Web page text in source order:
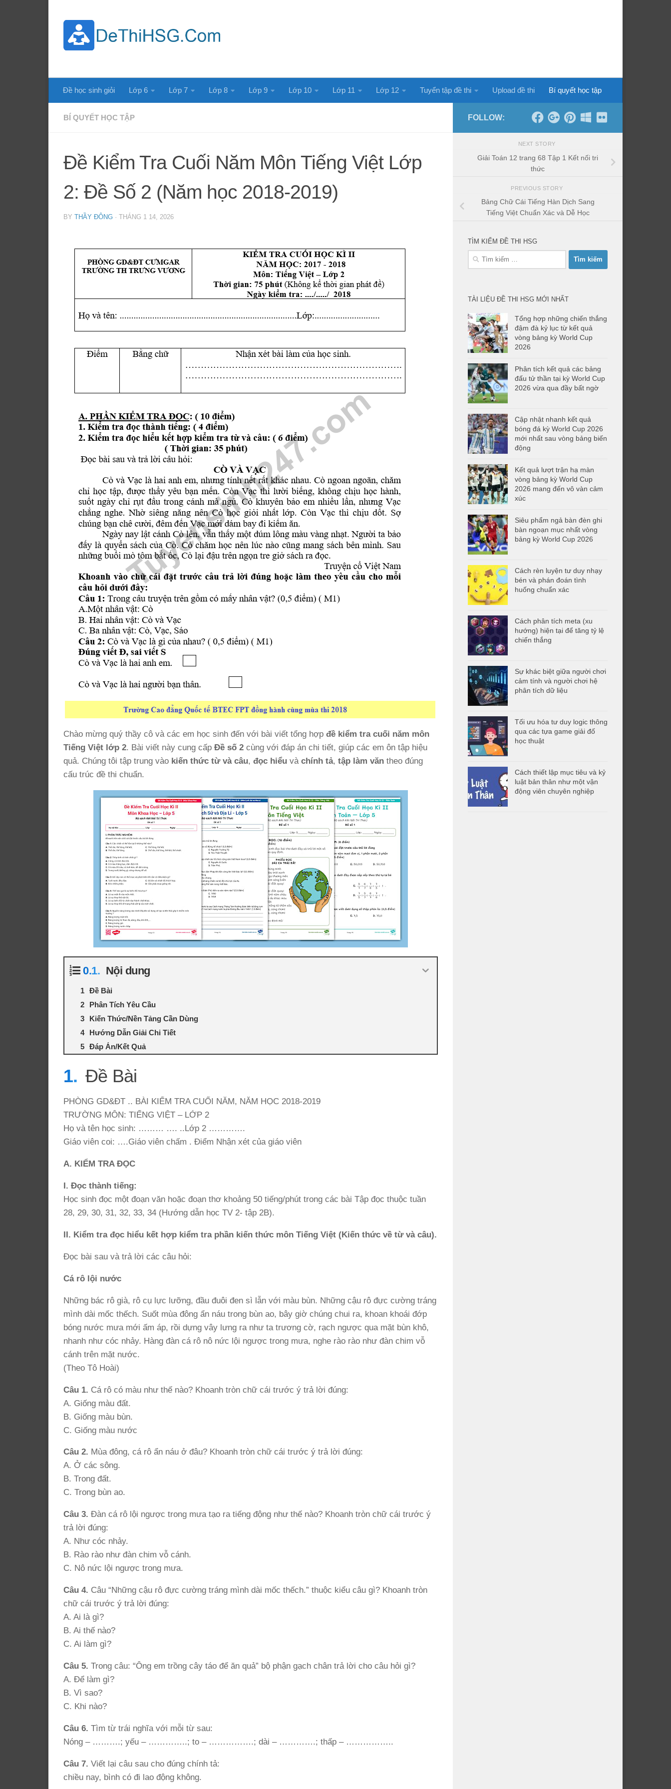
Đề học sinh giỏi Lớp 6 Lớp 7 Lớp 8 Lớp 9 Lớp 10 Lớp 11 Lớp 12 Tuyển tập đề thi Upload đề thi Bí quyết học tập
BÍ QUYẾT HỌC TẬP
Đề Kiểm Tra Cuối Năm Môn Tiếng Việt Lớp
2: Đề Số 2 (Năm học 2018-2019)
BY THẦY ĐÔNG · THÁNG 1 14, 2026
Chào mừng quý thầy cô và các em học sinh đến với bài viết tổng hợp đề kiểm tra cuối năm môn
Tiếng Việt lớp 2. Bài viết này cung cấp Đề số 2 cùng với đáp án chi tiết, giúp các em ôn tập hiệu
quả. Chúng tôi tập trung vào kiến thức từ và câu, đọc hiểu và chính tả, tập làm văn theo đúng
cấu trúc đề thi chuẩn.
Nội dung
Đề Bài
Phân Tích Yêu Cầu
Kiến Thức/Nền Tảng Cần Dùng
Hướng Dẫn Giải Chi Tiết
Đáp Án/Kết Quả
Đề Bài
PHÒNG GD&ĐT .. BÀI KIỂM TRA CUỐI NĂM, NĂM HỌC 2018-2019
TRƯỜNG MÔN: TIẾNG VIỆT – LỚP 2
Họ và tên học sinh: ……… …. ..Lớp 2 ………….
Giáo viên coi: ….Giáo viên chấm . Điểm Nhận xét của giáo viên
A. KIỂM TRA ĐỌC
I. Đọc thành tiếng:
Học sinh đọc một đoạn văn hoặc đoạn thơ khoảng 50 tiếng/phút trong các bài Tập đọc thuộc tuần
28, 29, 30, 31, 32, 33, 34 (Hướng dẫn học TV 2- tập 2B).
II. Kiểm tra đọc hiểu kết hợp kiểm tra phần kiến thức môn Tiếng Việt (Kiến thức về từ và câu).
Đọc bài sau và trả lời các câu hỏi:
Cá rô lội nước
Những bác rô già, rô cụ lực lưỡng, đầu đuôi đen sì lẫn với màu bùn. Những cậu rô đực cường tráng
mình dài mốc thếch. Suốt mùa đông ẩn náu trong bùn ao, bây giờ chúng chui ra, khoan khoái đớp
bóng nước mưa mới ấm áp, rồi dựng vây lưng ra như ta trương cờ, rạch ngược qua mặt bùn khô,
nhanh như cóc nhảy. Hàng đàn cá rô nô nức lội ngược trong mưa, nghe rào rào như đàn chim vỗ
cánh trên mặt nước.
(Theo Tô Hoài)
Câu 1. Cá rô có màu như thế nào? Khoanh tròn chữ cái trước ý trả lời đúng:
A. Giống màu đất.
B. Giống màu bùn.
C. Giống màu nước
Câu 2. Mùa đông, cá rô ẩn náu ở đâu? Khoanh tròn chữ cái trước ý trả lời đúng:
A. Ở các sông.
B. Trong đất.
C. Trong bùn ao.
Câu 3. Đàn cá rô lội ngược trong mưa tạo ra tiếng động như thế nào? Khoanh tròn chữ cái trước ý
trả lời đúng:
A. Như cóc nhảy.
B. Rào rào như đàn chim vỗ cánh.
C. Nô nức lội ngược trong mưa.
Câu 4. Câu “Những cậu rô đực cường tráng mình dài mốc thếch.” thuộc kiểu câu gì? Khoanh tròn
chữ cái trước ý trả lời đúng:
A. Ai là gì?
B. Ai thế nào?
C. Ai làm gì?
Câu 5. Trong câu: “Ông em trồng cây táo để ăn quả” bộ phận gạch chân trả lời cho câu hỏi gì?
A. Để làm gì?
B. Vì sao?
C. Khi nào?
Câu 6. Tìm từ trái nghĩa với mỗi từ sau:
Nóng – ……….; yếu – …………..; to – …………….; dài – ………….; thấp – ……………..
Câu 7. Viết lại câu sau cho đúng chính tả:
chiều nay, bình có đi lao động không.
FOLLOW:
NEXT STORY
Giải Toán 12 trang 68 Tập 1 Kết nối tri
thức
PREVIOUS STORY
Bảng Chữ Cái Tiếng Hàn Dịch Sang
Tiếng Việt Chuẩn Xác và Dễ Học
TÌM KIẾM ĐỀ THI HSG
Tìm
TÀI LIỆU ĐỀ THI HSG MỚI NHẤT
Tổng hợp những chiến thắng
đậm đà kỷ lục từ kết quả
vòng bảng kỳ World Cup
2026
Phân tích kết quả các bảng
đấu tử thần tại kỳ World Cup
2026 vừa qua đầy bất ngờ
Cập nhật nhanh kết quả
bóng đá kỳ World Cup 2026
mới nhất sau vòng bảng biến
động
Kết quả lượt trận hạ màn
vòng bảng kỳ World Cup
2026 mang đến vô vàn cảm
xúc
Siêu phẩm ngả bàn đèn ghi
bàn ngoạn mục nhất vòng
bảng kỳ World Cup 2026
Cách rèn luyện tư duy nhạy
bén và phán đoán tình
huống chuẩn xác
Cách phân tích meta (xu
hướng) hiện tại để tăng tỷ lệ
chiến thắng
Sự khác biệt giữa người chơi
cảm tính và người chơi hệ
phân tích dữ liệu
Tối ưu hóa tư duy logic thông
qua các tựa game giải đố
học thuật
Cách thiết lập mục tiêu và kỷ
luật bản thân như một vận
động viên chuyên nghiệp